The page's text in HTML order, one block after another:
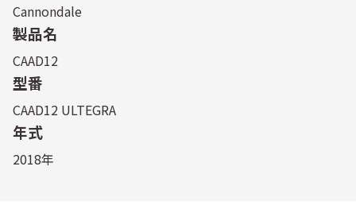
Cannondale
製品名
CAAD12
型番
CAAD12 ULTEGRA
年式
2018年